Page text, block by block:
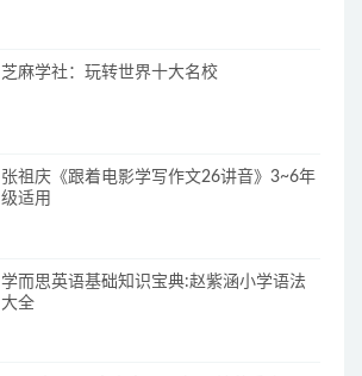
芝麻学社：玩转世界十大名校
张祖庆《跟着电影学写作文26讲音》3~6年
级适用
学而思英语基础知识宝典:赵紫涵小学语法
大全